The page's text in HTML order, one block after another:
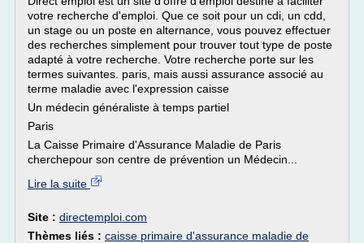
votre recherche d'emploi. Que ce soit pour un cdi, un cdd,
un stage ou un poste en alternance, vous pouvez effectuer
des recherches simplement pour trouver tout type de poste
adapté à votre recherche. Votre recherche porte sur les
termes suivantes. paris, mais aussi assurance associé au
terme maladie avec l'expression caisse
Un médecin généraliste à temps partiel
Paris
La Caisse Primaire d'Assurance Maladie de Paris
cherchepour son centre de prévention un Médecin...
Lire la suite
Site : directemploi.com
Thèmes liés : caisse primaire d'assurance maladie de